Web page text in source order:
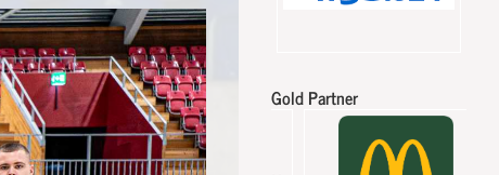
Gold Partner